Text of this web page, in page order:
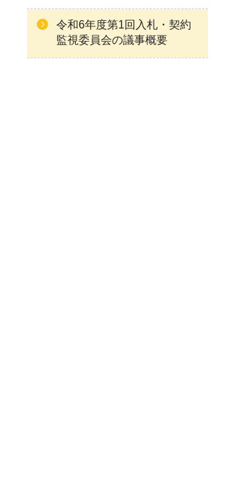
令和6年度第1回入札・契約
監視委員会の議事概要